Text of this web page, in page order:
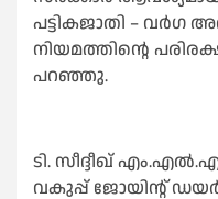
പട്ടികജാതി – വര്‍ഗ
നിയമത്തിന്റെ
പറഞ്ഞു.
ടി. സീദ്ദീഖ് എം.എല്‍.എ,
വകുപ്പ് ജോയിന്റ്